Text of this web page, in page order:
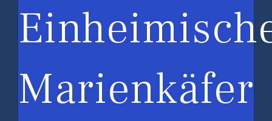
Marienkäfer